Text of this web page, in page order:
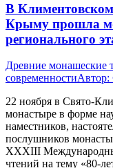
В
Крыму прошла
регионального
Древние монашеские
современностиАвтор:
22 ноября в Свято-
монастыре в форме
наместников,
послушников
XXXIII
чтений на тему «80-